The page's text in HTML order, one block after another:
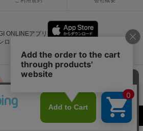
ONLINEアプリ
ロードはこちら
LINE mail
Online Co.,Ltd. All Rights Reserved.